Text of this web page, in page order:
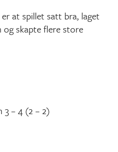
at spillet satt bra, laget
skapte flere store
3 – 4 (2 – 2)